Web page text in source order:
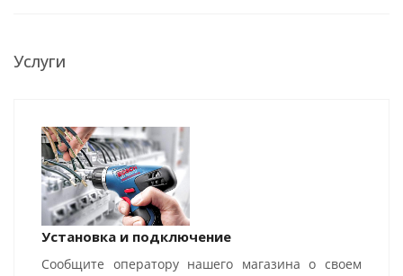
Услуги
Установка и подключение
Сообщите оператору нашего магазина о своем